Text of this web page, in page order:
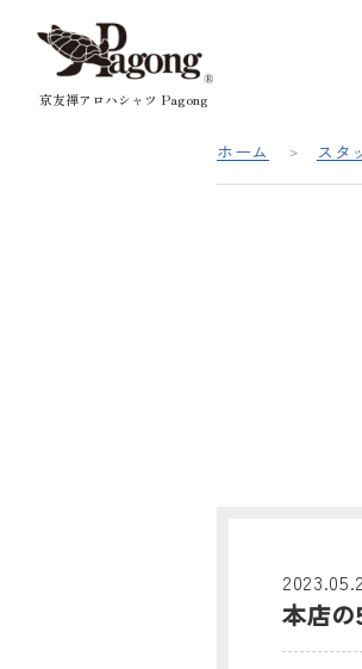
京友禅アロハシャツ Pagong
ホーム スタ
本店